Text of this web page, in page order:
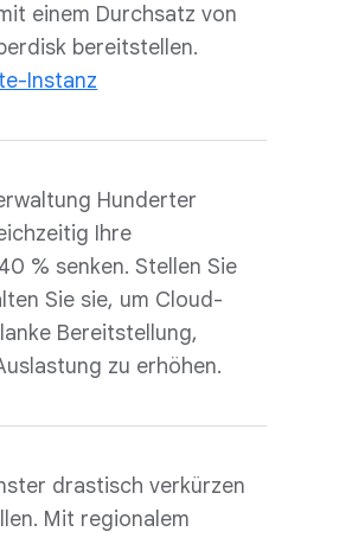
einem Durchsatz von
bereitstellen.
Instanz
Hunderter
Ihre
% senken. Stellen Sie
Sie sie, um Cloud-
Bereitstellung,
zu erhöhen.
drastisch verkürzen
Mit regionalem